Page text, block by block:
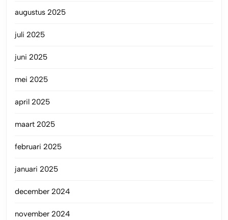
augustus 2025
juli 2025
juni 2025
mei 2025
april 2025
maart 2025
februari 2025
januari 2025
december 2024
november 2024